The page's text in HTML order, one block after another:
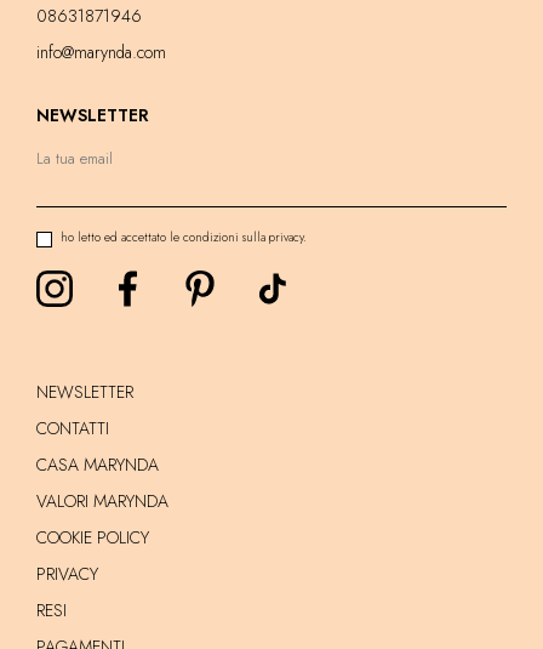
08631871946
info@marynda.com
NEWSLETTER
ho letto ed accettato le condizioni sulla privacy.
NEWSLETTER
CONTATTI
CASA MARYNDA
VALORI MARYNDA
COOKIE POLICY
PRIVACY
RESI